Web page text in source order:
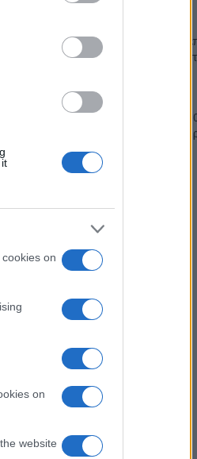
on
on
website
Η Chery
δολάρια
Το FIAT
18.990